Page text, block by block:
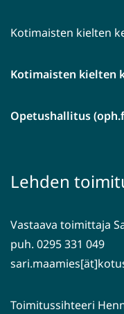
Kotimaisten kielten
Kotimaisten kielten
Opetushallitus
Lehden
Vastaava toimittaja
puh. 0295 331 049
Toimitussihteeri